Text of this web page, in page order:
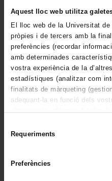
Aquest lloc web utilitza
El lloc web de la Universitat
pròpies i de tercers amb la
preferències (recordar
amb determinades
vostra experiència de la
estadístiques (analitzar com
finalitats de màrqueting
adequant-la en funció dels
Barcelona.
deRequeriments
Preferències
Catàleg de serveis
Academicodocent
Processos Organitzatius
Descripció i anàlisi de
Suport en el
Comparteix-ho: